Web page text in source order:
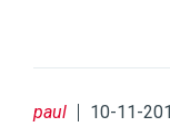
paul 10-11-